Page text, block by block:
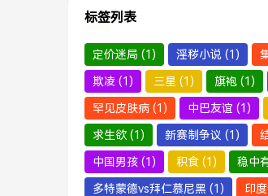
标签列表
定价迷局 (1) 淫秽小说 (1)
欺凌 (1) 三星 (1) 旗袍 (1)
罕见皮肤病 (1) 中巴友谊 (1)
求生欲 (1) 新赛制争议 (1)
中国男孩 (1) 积食 (1) 稳中
多特蒙德vs拜仁慕尼黑 (1) 印